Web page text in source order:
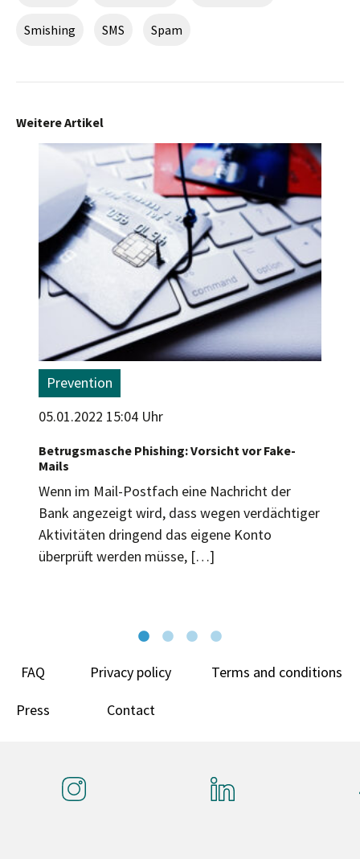
Smishing SMS Spam
Weitere Artikel
Prevention
05.01.2022 15:04 Uhr
Betrugsmasche Phishing: Vorsicht vor Fake-
Mails
Wenn im Mail-Postfach eine Nachricht der
Bank angezeigt wird, dass wegen verdächtiger
Aktivitäten dringend das eigene Konto
überprüft werden müsse, […]
FAQ Privacy policy Terms and conditions
Press Contact